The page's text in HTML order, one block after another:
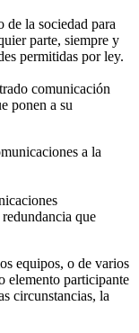
de la sociedad para
parte, siempre y
permitidas por ley.
comunicación
ponen a su
a la
que
equipos, o de varios
elemento participante
circunstancias, la